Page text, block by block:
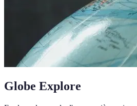
Globe Explore